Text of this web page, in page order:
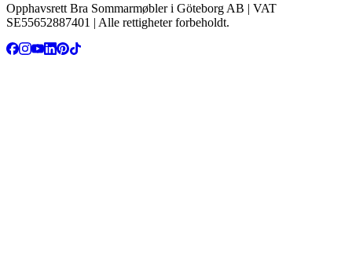
Opphavsrett Bra Sommarmøbler i Göteborg AB | VAT
SE55652887401 | Alle rettigheter forbeholdt.